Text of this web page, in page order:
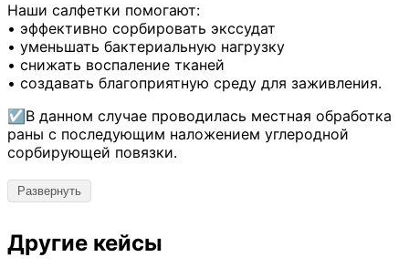
Наши салфетки помогают:
• эффективно сорбировать экссудат
• уменьшать бактериальную нагрузку
• снижать воспаление тканей
• создавать благоприятную среду для заживления.
☑️В данном случае проводилась местная обработка
раны с последующим наложением углеродной
сорбирующей повязки.
🖤На фото «после» мы уже видим зажившую культю
— воспалительный процесс купирован, ткани
☑️Своевременная обработка и правильно
Развернуть
Другие кейсы